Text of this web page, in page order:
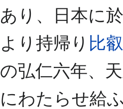
あり、日本に
より持帰り 比
の弘仁六年、
にわたらせ給